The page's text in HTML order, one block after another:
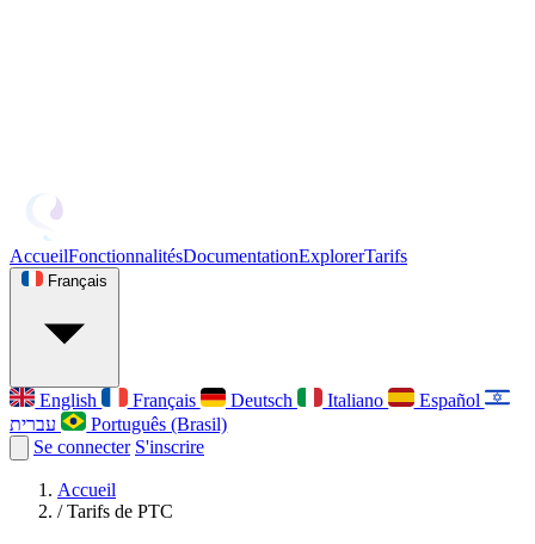
AccueilFonctionnalitésDocumentationExplorerTarifs
Français
English Français Deutsch Italiano
Español
Português (Brasil)
Se connecter S'inscrire
Accueil
/ Tarifs de PTC